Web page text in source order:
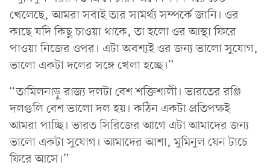
খেলেছে, আমরা সবাই তার সামর্থ্য সম্পর্কে জানি। ওর
কাছে যদি কিছু চাওয়া থাকে, তা হলো ওর আস্থা ফিরে
পাওয়া নিজের ওপর। এটা অবশ্যই ওর জন্য ভালো সুযোগ,
ভালো একটা দলের সঙ্গে খেলা হচ্ছে।”
“তামিলনাড়ু রাজ্য দলটা বেশ শক্তিশালী। ভারতের রঞ্জি
দলগুলি বেশ ভালো দল হয়। কঠিন একটা প্রতিপক্ষই
আমরা পাচ্ছি। ভারত সিরিজের আগে এটা আমাদের জন্য
ভালো একটা সুযোগ। আমাদের আশা, মুমিনুল যেন টাচে
ফিরে আসে।”